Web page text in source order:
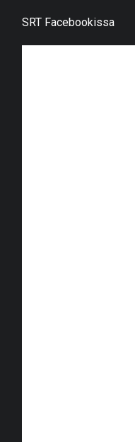
SRT Facebookissa